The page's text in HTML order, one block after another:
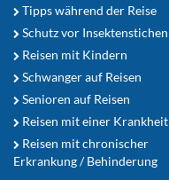
Tipps während der Reise
Schutz vor Insektenstichen
Reisen mit Kindern
Schwanger auf Reisen
Senioren auf Reisen
Reisen mit einer Krankheit
Reisen mit chronischer
Erkrankung / Behinderung